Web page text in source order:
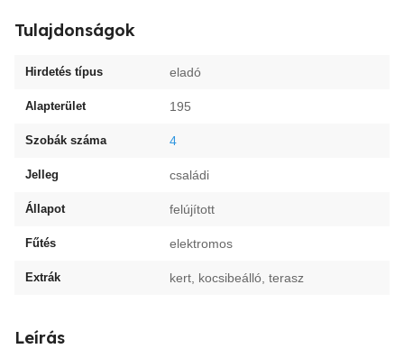
Tulajdonságok
Hirdetés típus eladó
Alapterület 195
Szobák száma 4
Jelleg családi
Állapot felújított
Fűtés elektromos
Extrák kert, kocsibeálló, terasz
Leírás